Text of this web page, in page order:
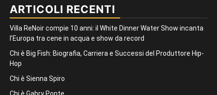
ARTICOLI RECENTI
Villa ReNoir compie 10 anni: il White Dinner Water Show incanta
l’Europa tra cene in acqua e show da record
Chi è Big Fish: Biografia, Carriera e Successi del Produttore Hip-
Hop
Chi è Sienna Spiro
Chi è Gabry Ponte